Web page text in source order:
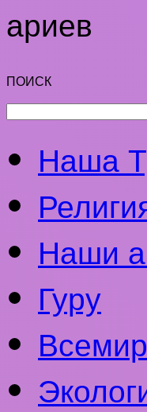
ариев
ПОИСК
Наша
Наши
Гуру